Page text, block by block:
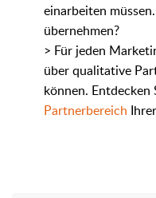
einarbeiten
übernehmen?
> Für jeden
über qualitative
können. Entdecken
Partnerbereich